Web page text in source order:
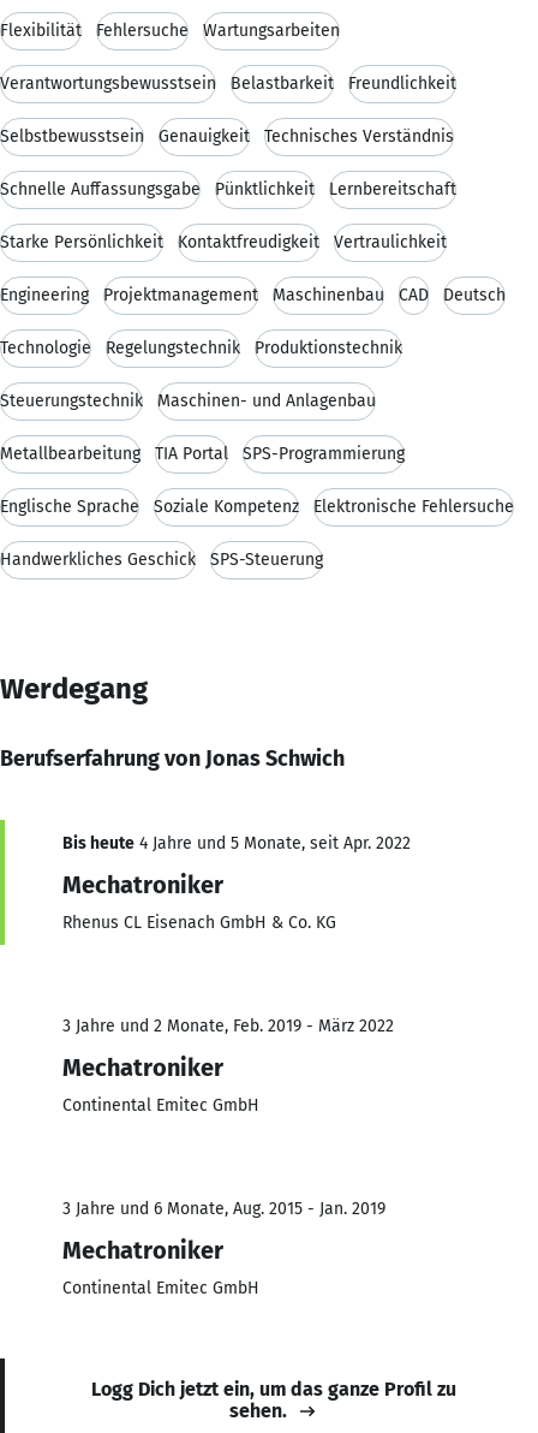
Flexibilität Fehlersuche Wartungsarbeiten
Verantwortungsbewusstsein Belastbarkeit Freundlichkeit
Selbstbewusstsein Genauigkeit Technisches Verständnis
Schnelle Auffassungsgabe Pünktlichkeit Lernbereitschaft
Starke Persönlichkeit Kontaktfreudigkeit Vertraulichkeit
Engineering Projektmanagement Maschinenbau CAD Deutsch
Technologie Regelungstechnik Produktionstechnik
Steuerungstechnik Maschinen- und Anlagenbau
Metallbearbeitung TIA Portal SPS-Programmierung
Englische Sprache Soziale Kompetenz Elektronische Fehlersuche
Handwerkliches Geschick SPS-Steuerung
Werdegang
Berufserfahrung von Jonas Schwich
Bis heute 4 Jahre und 5 Monate, seit Apr. 2022
Mechatroniker
Rhenus CL Eisenach GmbH & Co. KG
3 Jahre und 2 Monate, Feb. 2019 - März 2022
Mechatroniker
Continental Emitec GmbH
3 Jahre und 6 Monate, Aug. 2015 - Jan. 2019
Mechatroniker
Continental Emitec GmbH
Logg Dich jetzt ein, um das ganze Profil zu
sehen.